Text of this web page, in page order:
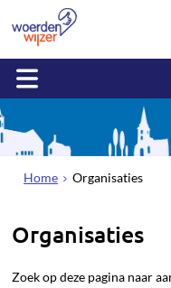
Home Organisaties
Organisaties
Zoek op deze pagina naar